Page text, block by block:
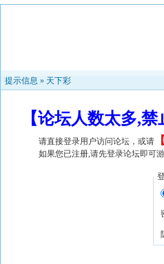
提示信息 » 天下彩
【论坛人数太多,
请直接登录用户访问论坛，或请 【
如果您已注册,请先登录论坛即可